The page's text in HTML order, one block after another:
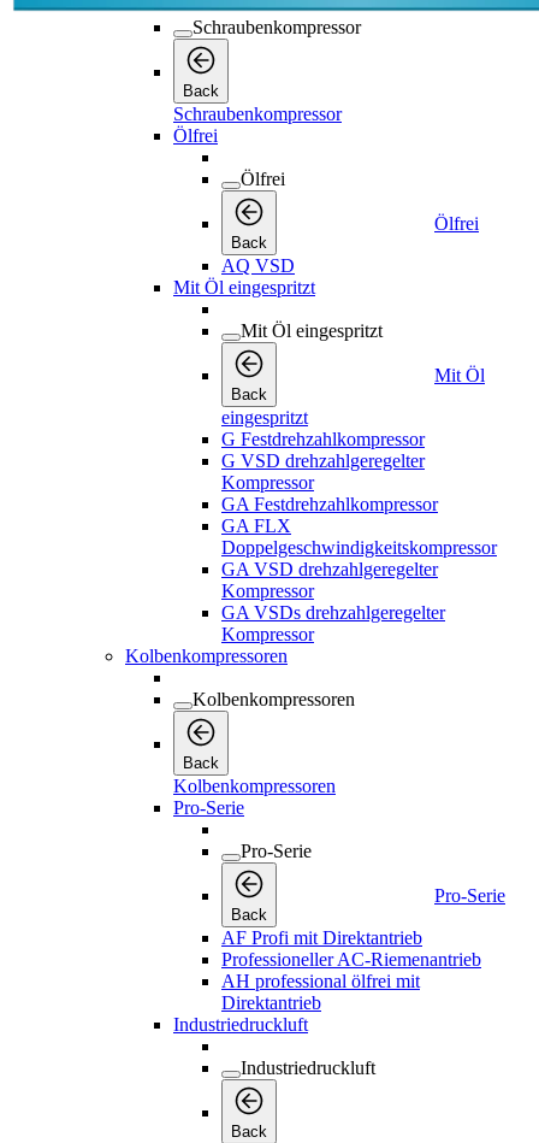
Schraubenkompressor
Back
Schraubenkompressor
Ölfrei
Ölfrei
Back
Ölfrei
AQ VSD
Mit Öl eingespritzt
Mit Öl eingespritzt
Back
Mit Öl
eingespritzt
G Festdrehzahlkompressor
G VSD drehzahlgeregelter
Kompressor
GA Festdrehzahlkompressor
GA FLX
Doppelgeschwindigkeitskompressor
GA VSD drehzahlgeregelter
Kompressor
GA VSDs drehzahlgeregelter
Kompressor
Kolbenkompressoren
Kolbenkompressoren
Back
Kolbenkompressoren
Pro-Serie
Pro-Serie
Back
Pro-Serie
AF Profi mit Direktantrieb
Professioneller AC-Riemenantrieb
AH professional ölfrei mit
Direktantrieb
Industriedruckluft
Industriedruckluft
Back